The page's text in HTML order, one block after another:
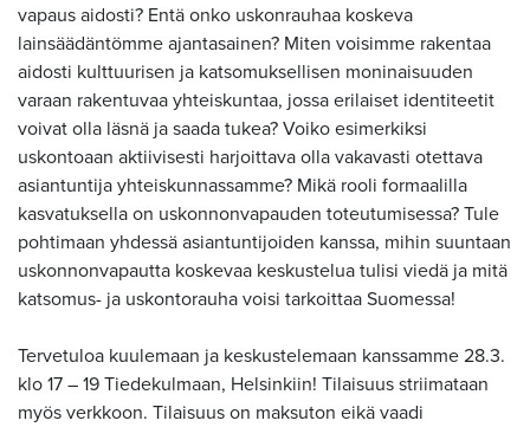
vapaus aidosti? Entä onko uskonrauhaa koskeva
lainsäädäntömme ajantasainen? Miten voisimme rakentaa
aidosti kulttuurisen ja katsomuksellisen moninaisuuden
varaan rakentuvaa yhteiskuntaa, jossa erilaiset identiteetit
voivat olla läsnä ja saada tukea? Voiko esimerkiksi
uskontoaan aktiivisesti harjoittava olla vakavasti otettava
asiantuntija yhteiskunnassamme? Mikä rooli formaalilla
kasvatuksella on uskonnonvapauden toteutumisessa? Tule
pohtimaan yhdessä asiantuntijoiden kanssa, mihin suuntaan
uskonnonvapautta koskevaa keskustelua tulisi viedä ja mitä
katsomus- ja uskontorauha voisi tarkoittaa Suomessa!
Tervetuloa kuulemaan ja keskustelemaan kanssamme 28.3.
klo 17 – 19 Tiedekulmaan, Helsinkiin! Tilaisuus striimataan
myös verkkoon. Tilaisuus on maksuton eikä vaadi